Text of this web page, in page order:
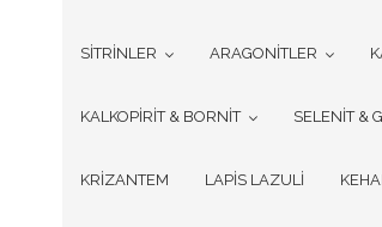
SİTRİNLER ARAGONİTLER
KALKOPİRİT & BORNİT SELENİT &
KRİZANTEM LAPİS LAZULİ